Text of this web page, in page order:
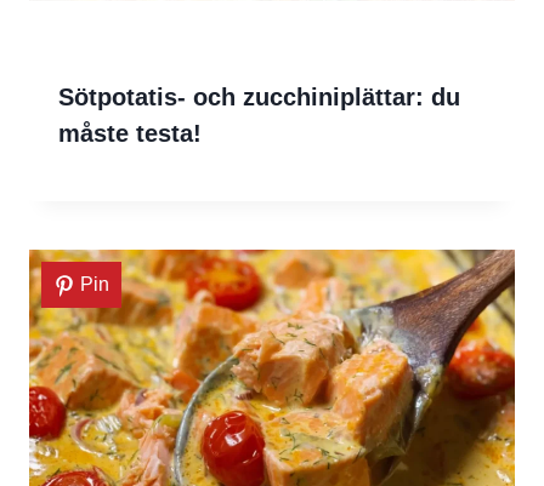
Sötpotatis- och zucchiniplättar: du
måste testa!
Pin